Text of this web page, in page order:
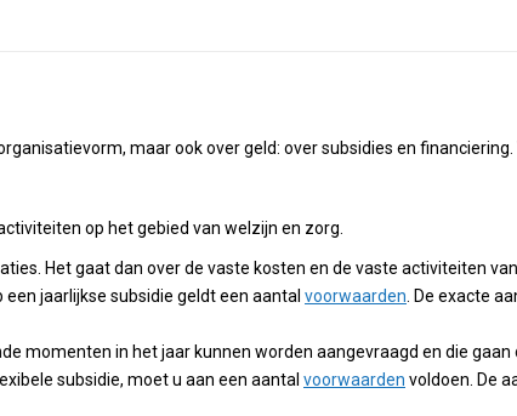
maar ook over geld: over subsidies en
op het gebied van welzijn en zorg.
Het gaat dan over de vaste kosten en de vaste activiteiten
jaarlijkse subsidie geldt een aantal voorwaarden . De exacte
momenten in het jaar kunnen worden aangevraagd en die
subsidie, moet u aan een aantal voorwaarden voldoen. De